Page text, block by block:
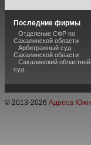
Последние фирмы
Отделение СФР по
Сахалинской области
Арбитражный суд
Сахалинской области
Сахалинский областной
суд
© 2013-2026 Адреса